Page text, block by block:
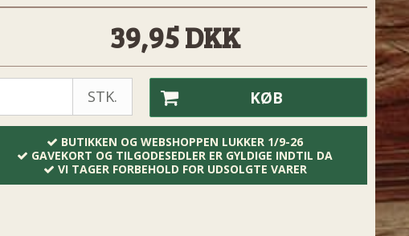
39,95 DKK
STK. KØB
BUTIKKEN OG WEBSHOPPEN LUKKER 1/9-26
GAVEKORT OG TILGODESEDLER ER GYLDIGE INDTIL DA
VI TAGER FORBEHOLD FOR UDSOLGTE VARER